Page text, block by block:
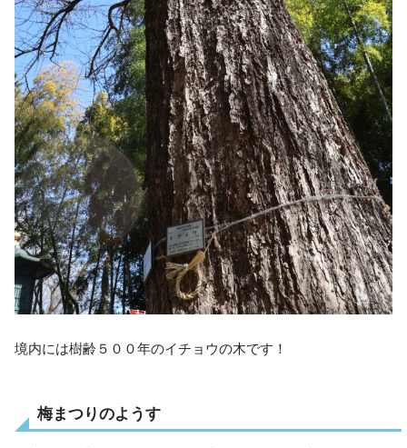
境内には樹齢５００年のイチョウの木です！
梅まつりのようす